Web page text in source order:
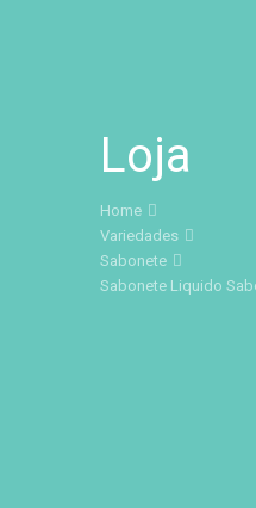
Loja
Home
Variedades
Sabonete
Sabonete Liquido